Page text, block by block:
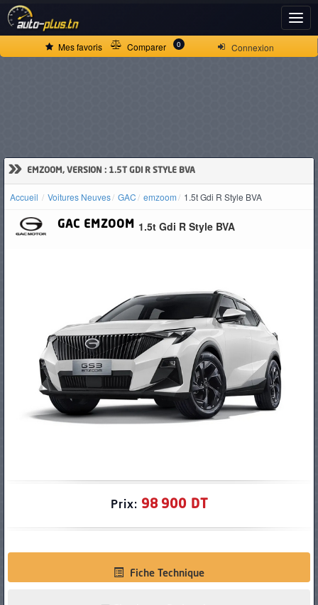
Connexion
Mes favoris Comparer 0
» EMZOOM, VERSION : 1.5T GDI R STYLE BVA
Accueil Voitures Neuves GAC emzoom 1.5t Gdi R Style BVA
GAC EMZOOM 1.5t Gdi R Style BVA
Prix: 98 900 DT
Fiche Technique
ACCUEIL
D'OCCASION
PNEUS